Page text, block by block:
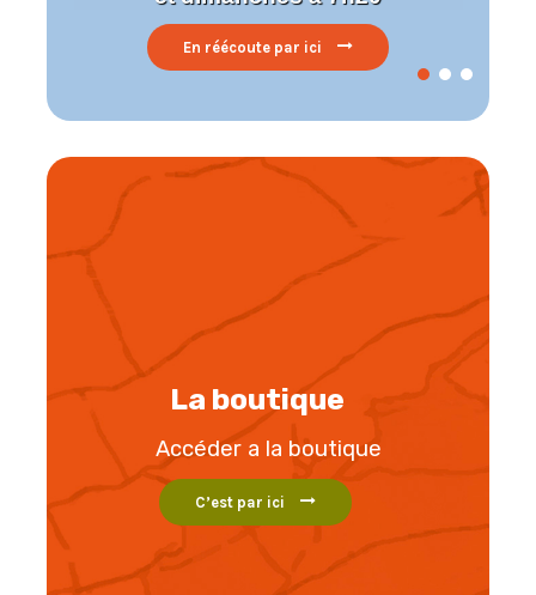
A voir en replay ici
La boutique
Accéder a la boutique
C’est par ici